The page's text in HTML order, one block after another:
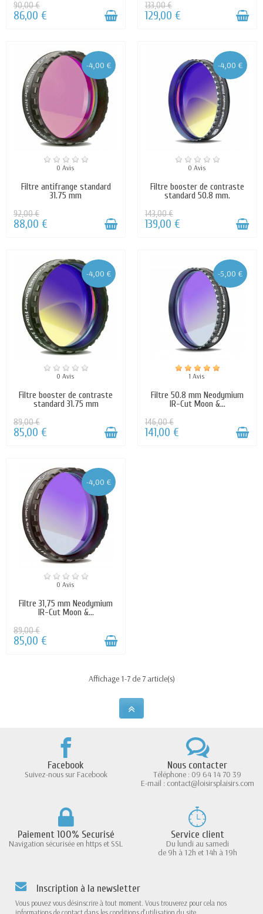
90,00 €
86,00 €
133,00 €
129,00 €
-4,00 €
0 Avis
Filtre antifrange standard
31.75 mm
92,00 €
88,00 €
-4,00 €
0 Avis
Filtre booster de contraste
standard 50.8 mm.
143,00 €
139,00 €
-4,00 €
0 Avis
Filtre booster de contraste
standard 31.75 mm
89,00 €
85,00 €
-5,00 €
1 Avis
Filtre 50.8 mm Neodymium
IR-Cut Moon &...
146,00 €
141,00 €
-4,00 €
0 Avis
Filtre 31,75 mm Neodymium
IR-Cut Moon &...
89,00 €
85,00 €
Affichage 1-7 de 7 article(s)
Facebook
Suivez-nous sur Facebook
Nous contacter
Téléphone : 09 64 14 70 39
E-mail : contact@loisirsplaisirs.com
Paiement 100% Securisé
Navigation sécurisée en https et SSL
Service client
Du lundi au samedi
de 9h à 12h et 14h à 19h
Inscription à la newsletter
Vous pouvez vous désinscrire à tout moment. Vous trouverez pour cela nos